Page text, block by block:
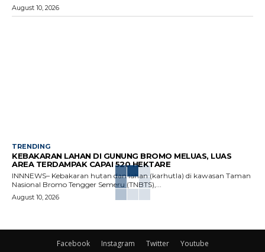
August 10, 2026
TRENDING
KEBAKARAN LAHAN DI GUNUNG BROMO MELUAS, LUAS
AREA TERDAMPAK CAPAI 520 HEKTARE
INNNEWS– Kebakaran hutan dan lahan (karhutla) di kawasan Taman
Nasional Bromo Tengger Semeru (TNBTS),...
August 10, 2026
Facebook Instagram Twitter Youtube